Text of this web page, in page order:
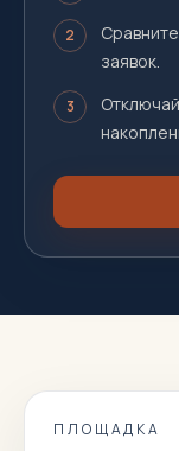
2
заявок.
3
ПЛОЩАДКА